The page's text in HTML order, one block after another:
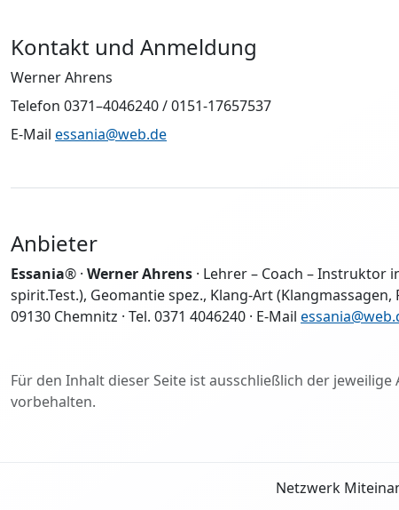
Kontakt und Anmeldung
Werner Ahrens
Telefon 0371–4046240 / 0151-17657537
E-Mail essania@web.de
Anbieter
Essania® · Werner Ahrens · Lehrer – Coach – Instruktor
spirit.Test.), Geomantie spez., Klang-Art (Klangmassagen,
09130 Chemnitz · Tel. 0371 4046240 · E-Mail
Für den Inhalt dieser Seite ist ausschließlich der
vorbehalten.
Netzwerk